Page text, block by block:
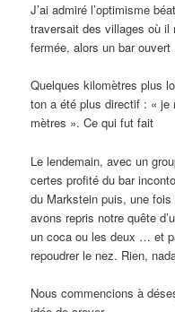
J’ai admiré l’optimisme
traversait des villages où il
fermée, alors un bar
Quelques kilomètres plus
ton a été plus directif : « je
mètres ». Ce qui fut fait
Le lendemain, avec un
certes profité du bar
du Markstein puis, une
avons repris notre quête
un coca ou les deux … et
repoudrer le nez. Rien,
Nous commencions à